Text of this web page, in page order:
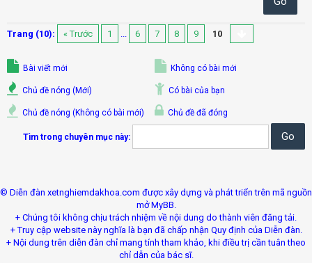
Trang (10): « Trước 1 ... 6 7 8 9 10
Bài viết mới
Chủ đề nóng (Mới)
Chủ đề nóng (Không có bài mới)
Không có bài mới
Có bài của bạn
Chủ đề đã đóng
Tìm trong chuyên mục này:
© Diễn đàn xetnghiemdakhoa.com được xây dựng và phát triển trên mã nguồn
mở MyBB.
+ Chúng tôi không chịu trách nhiệm về nội dung do thành viên đăng tải.
+ Truy cập website này nghĩa là bạn đã chấp nhận Quy định của Diễn đàn.
+ Nội dung trên diễn đàn chỉ mang tính tham khảo, khi điều trị cần tuân theo
chỉ dẫn của bác sĩ.